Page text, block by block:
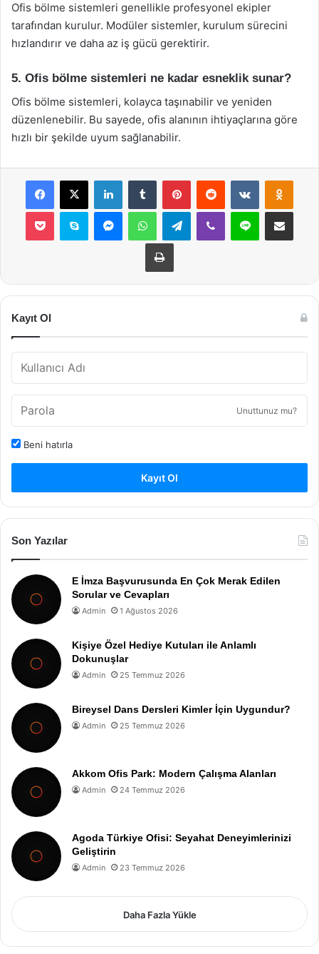
Ofis bölme sistemleri genellikle profesyonel ekipler
tarafından kurulur. Modüler sistemler, kurulum sürecini
hızlandırır ve daha az iş gücü gerektirir.
5. Ofis bölme sistemleri ne kadar esneklik sunar?
Ofis bölme sistemleri, kolayca taşınabilir ve yeniden
düzenlenebilir. Bu sayede, ofis alanının ihtiyaçlarına göre
hızlı bir şekilde uyum sağlanabilir.
Facebook
X LinkedInTumblr PinterestReddit VKontakte
Pocket Skype MessengerWhatsAppTelegramViber Line E-Posta ile
Yazdır
Kayıt Ol
Unuttunuz mu?
Beni hatırla
Kayıt Ol
Son Yazılar
E İmza Başvurusunda En Çok Merak Edilen
Sorular ve Cevapları
Admin 1 Ağustos 2026
Kişiye Özel Hediye Kutuları ile Anlamlı
Dokunuşlar
Admin 25 Temmuz 2026
Bireysel Dans Dersleri Kimler İçin Uygundur?
Admin 25 Temmuz 2026
Akkom Ofis Park: Modern Çalışma Alanları
Admin 24 Temmuz 2026
Agoda Türkiye Ofisi: Seyahat Deneyimlerinizi
Geliştirin
Admin 23 Temmuz 2026
Daha Fazla Yükle